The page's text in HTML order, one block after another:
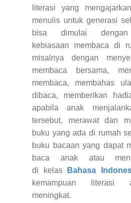
literasi yang
menulis untuk generasi
bisa dimulai dengan
kebiasaan membaca di
misalnya dengan
membaca bersama,
membaca, membahas
dibaca, memberikan
apabila anak
tersebut, merawat dan
buku yang ada di rumah
buku bacaan yang dapat
baca anak atau
di
kelas Bahasa
kemampuan literasi
meningkat.